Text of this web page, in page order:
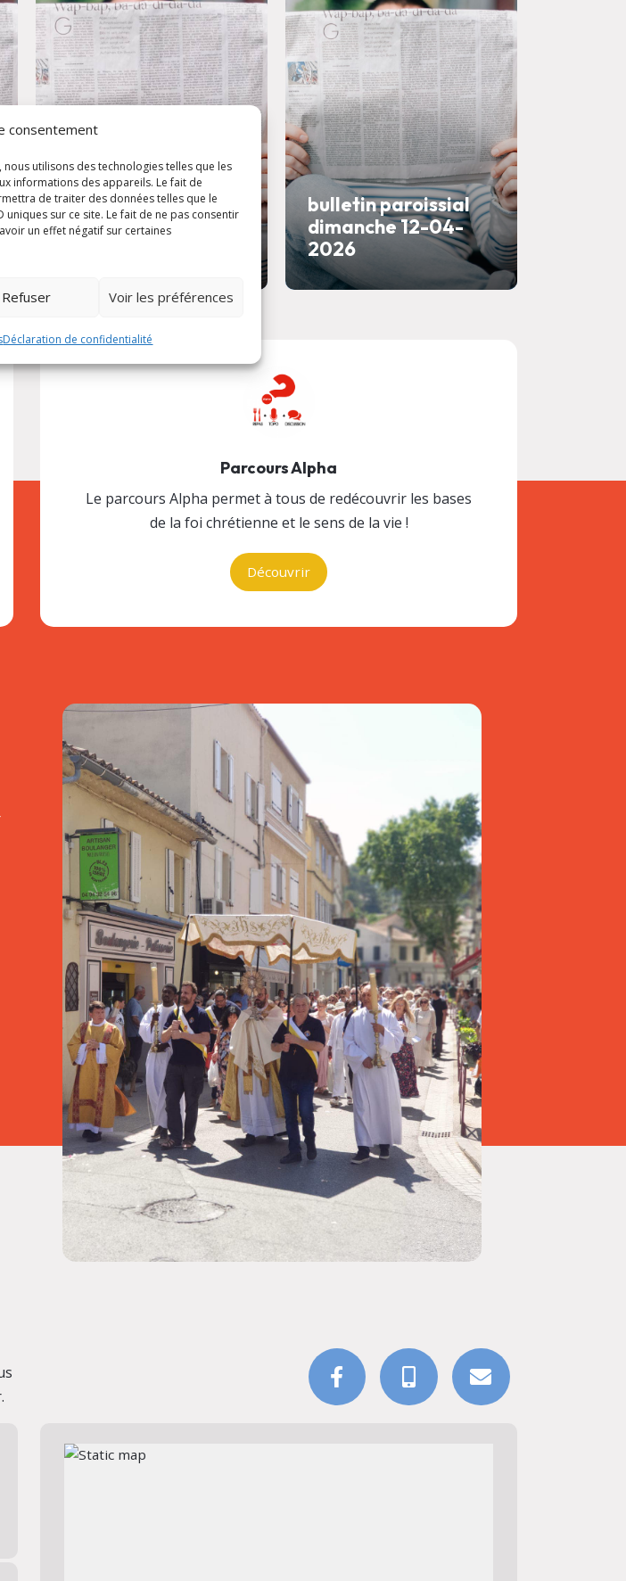
consentement
utilisons des technologies telles que les
informations des appareils. Le fait de
de traiter des données telles que le
sur ce site. Le fait de ne pas consentir
un effet négatif sur certaines
Refuser Voir les préférences
Déclaration de confidentialité
bulletin paroissial
dimanche 31-05-
bulletin paroissial
dimanche 12-04-
2026
Parcours Alpha
Le parcours Alpha permet à tous de redécouvrir les bases
de la foi chrétienne et le sens de la vie !
Découvrir